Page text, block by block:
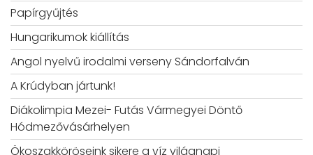
Papírgyűjtés
Hungarikumok kiállítás
Angol nyelvű irodalmi verseny Sándorfalván
A Krúdyban jártunk!
Diákolimpia Mezei- Futás Vármegyei Döntő
Hódmezővásárhelyen
Ökoszakköröseink sikere a víz világnapi